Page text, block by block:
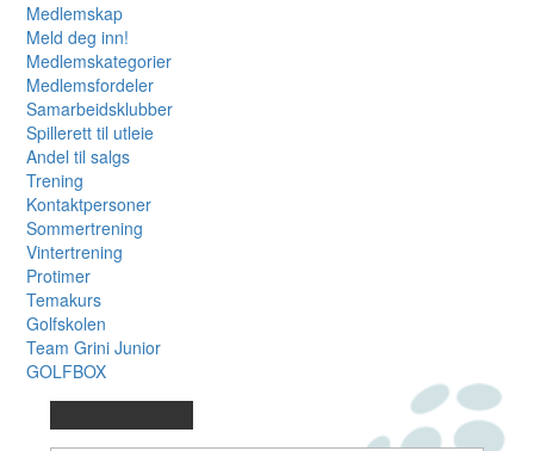
Medlemskap
Meld deg inn!
Medlemskategorier
Medlemsfordeler
Samarbeidsklubber
Spillerett til utleie
Andel til salgs
Trening
Kontaktpersoner
Sommertrening
Vintertrening
Protimer
Temakurs
Golfskolen
Team Grini Junior
GOLFBOX